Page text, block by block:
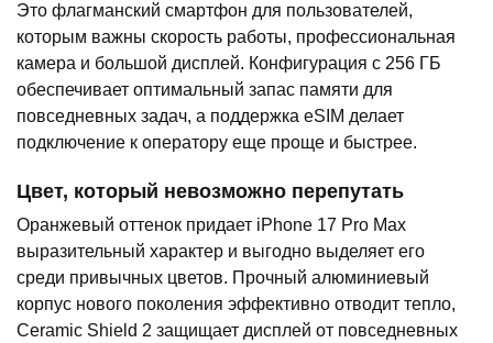
Это флагманский смартфон для пользователей,
которым важны скорость работы, профессиональная
камера и большой дисплей. Конфигурация с 256 ГБ
обеспечивает оптимальный запас памяти для
повседневных задач, а поддержка eSIM делает
подключение к оператору еще проще и быстрее.
Цвет, который невозможно перепутать
Оранжевый оттенок придает iPhone 17 Pro Max
выразительный характер и выгодно выделяет его
среди привычных цветов. Прочный алюминиевый
корпус нового поколения эффективно отводит тепло,
Ceramic Shield 2 защищает дисплей от повседневных